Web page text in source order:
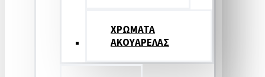
ΧΡΩΜΑΤΑ
ΑΚΟΥΑΡΕΛΑΣ